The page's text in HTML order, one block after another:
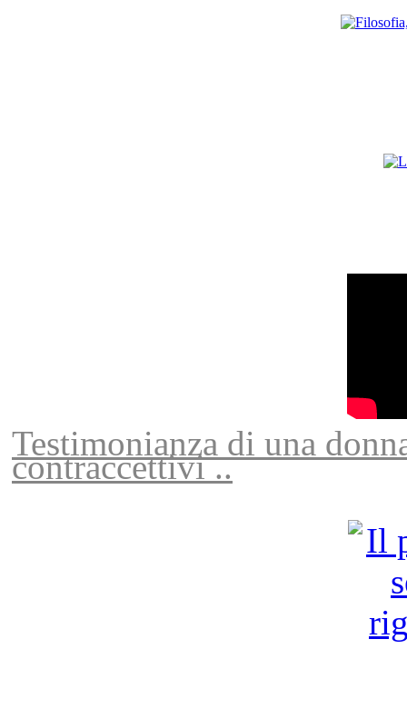
Testimonianza di una
contraccettivi ..